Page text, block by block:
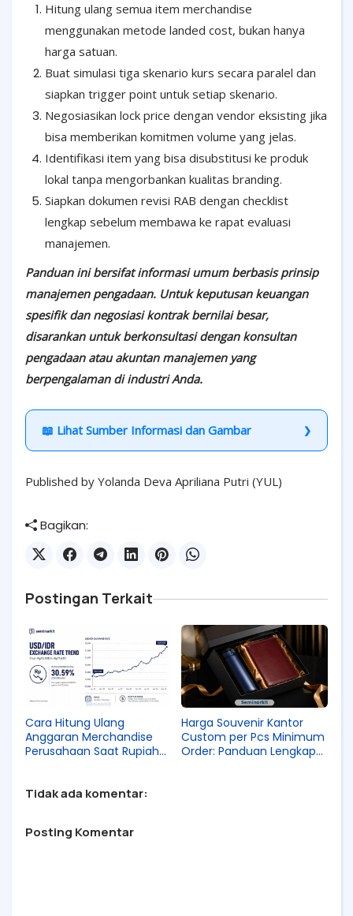
Hitung ulang semua item merchandise
menggunakan metode landed cost, bukan hanya
harga satuan.
Buat simulasi tiga skenario kurs secara paralel dan
siapkan trigger point untuk setiap skenario.
Negosiasikan lock price dengan vendor eksisting jika
bisa memberikan komitmen volume yang jelas.
Identifikasi item yang bisa disubstitusi ke produk
lokal tanpa mengorbankan kualitas branding.
Siapkan dokumen revisi RAB dengan checklist
lengkap sebelum membawa ke rapat evaluasi
manajemen.
Panduan ini bersifat informasi umum berbasis prinsip
manajemen pengadaan. Untuk keputusan keuangan
spesifik dan negosiasi kontrak bernilai besar,
disarankan untuk berkonsultasi dengan konsultan
pengadaan atau akuntan manajemen yang
berpengalaman di industri Anda.
📖 Lihat Sumber Informasi dan Gambar
Published by Yolanda Deva Apriliana Putri (YUL)
Bagikan:
Postingan Terkait
Cara Hitung Ulang
Anggaran Merchandise
Perusahaan Saat Rupiah
Harga Souvenir Kantor
Custom per Pcs Minimum
Order: Panduan Lengkap
Tidak ada komentar:
Posting Komentar